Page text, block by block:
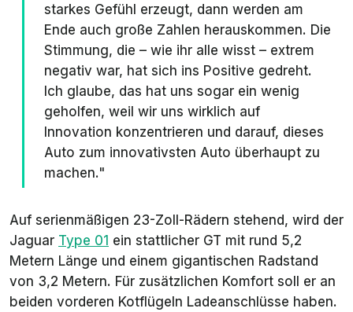
starkes Gefühl erzeugt, dann werden am
Ende auch große Zahlen herauskommen. Die
Stimmung, die – wie ihr alle wisst – extrem
negativ war, hat sich ins Positive gedreht.
Ich glaube, das hat uns sogar ein wenig
geholfen, weil wir uns wirklich auf
Innovation konzentrieren und darauf, dieses
Auto zum innovativsten Auto überhaupt zu
machen."
Auf serienmäßigen 23-Zoll-Rädern stehend, wird der
Jaguar Type 01 ein stattlicher GT mit rund 5,2
Metern Länge und einem gigantischen Radstand
von 3,2 Metern. Für zusätzlichen Komfort soll er an
beiden vorderen Kotflügeln Ladeanschlüsse haben.